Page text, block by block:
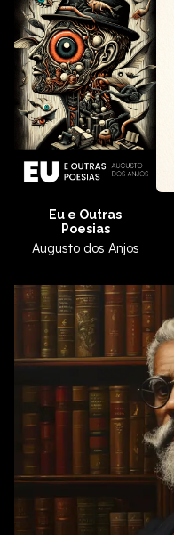
Eu e Outras
Poesias
Augusto dos Anjos